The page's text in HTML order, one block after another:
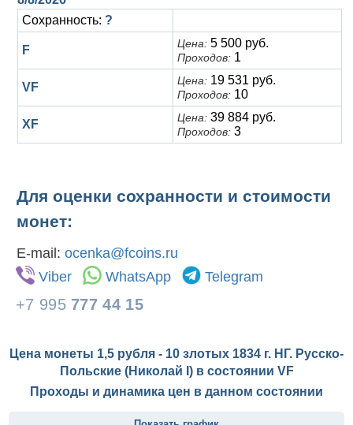
Сохранность: ?
F Цена: 5 500 руб.
Проходов: 1
VF Цена: 19 531 руб.
Проходов: 10
XF Цена: 39 884 руб.
Проходов: 3
Для оценки сохранности и стоимости
монет:
E-mail: ocenka@fcoins.ru
Viber
WhatsApp Telegram
+7 995 777 44 15
Цена монеты 1,5 рубля - 10 злотых 1834 г. НГ. Русско-
Польские (Николай I) в состоянии VF
Проходы и динамика цен в данном состоянии